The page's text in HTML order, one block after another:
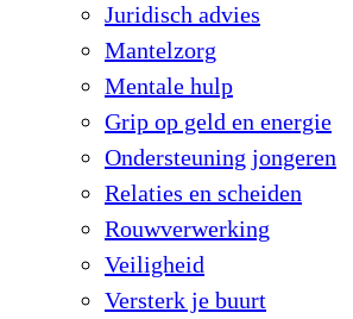
Juridisch advies
Mantelzorg
Mentale hulp
Grip op geld en energie
Ondersteuning jongeren
Relaties en scheiden
Rouwverwerking
Veiligheid
Versterk je buurt